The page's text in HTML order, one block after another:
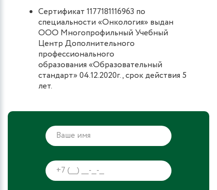
Сертификат 1177181116963 по
специальности «Онкология» выдан
ООО Многопрофильный Учебный
Центр Дополнительного
профессионального
образования «Образовательный
стандарт» 04.12.2020г., срок действия 5
лет.